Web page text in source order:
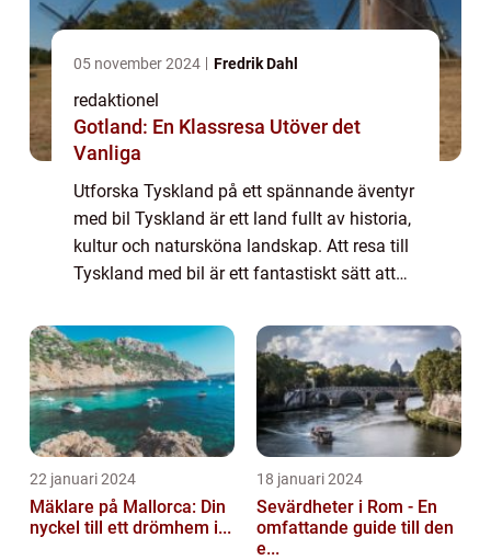
05 november 2024 Fredrik Dahl
redaktionel
Gotland: En Klassresa Utöver det
Vanliga
Utforska Tyskland på ett spännande äventyr
med bil Tyskland är ett land fullt av historia,
kultur och natursköna landskap. Att resa till
Tyskland med bil är ett fantastiskt sätt att
uppleva den tyska gästfrihete...
22 januari 2024
Mäklare på Mallorca: Din
nyckel till ett drömhem i...
18 januari 2024
Sevärdheter i Rom - En
omfattande guide till den
e...